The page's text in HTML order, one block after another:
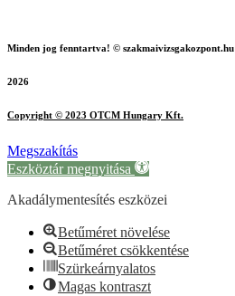
Minden jog fenntartva! © szakmaivizsgakozpont.hu
2026
Copyright © 2023 OTCM Hungary Kft.
Megszakítás
Eszköztár megnyitása
Akadálymentesítés eszközei
Betűméret növelése
Betűméret csökkentése
Szürkeárnyalatos
Magas kontraszt